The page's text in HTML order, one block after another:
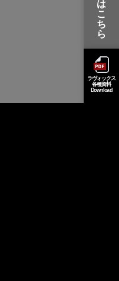
は
こ
ち
ら
ラヴォックス
各種資料
Download